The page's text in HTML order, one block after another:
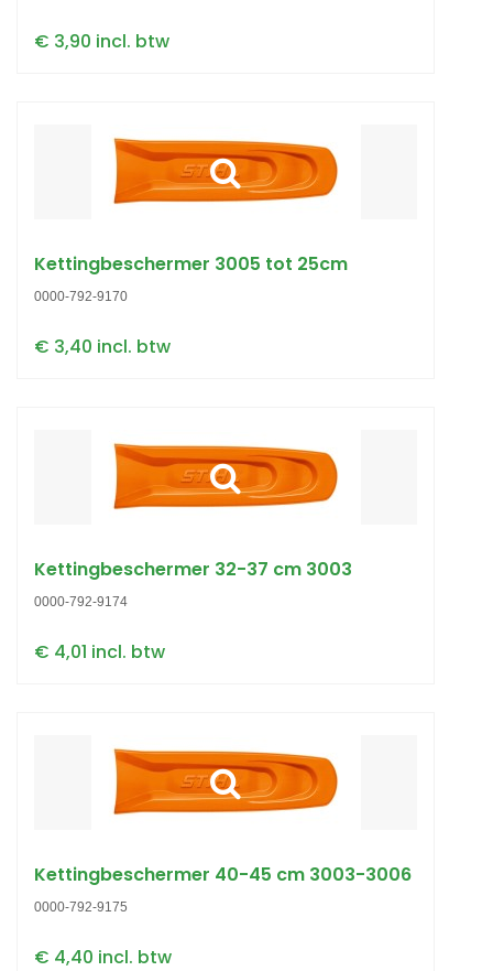
€ 3,90 incl. btw
Kettingbeschermer 3005 tot 25cm
0000-792-9170
€ 3,40 incl. btw
Kettingbeschermer 32-37 cm 3003
0000-792-9174
€ 4,01 incl. btw
Kettingbeschermer 40-45 cm 3003-3006
0000-792-9175
€ 4,40 incl. btw